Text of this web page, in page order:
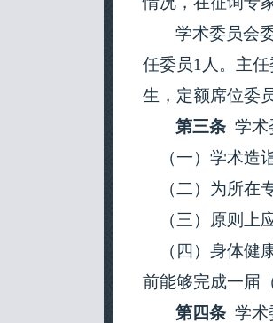
学术委员会
任委员1 人。主
生 ， 定额席位委
第三条 学术
（一） 学术造
（二） 为所在
（三）
原则上
（四） 身体健
前能够完成一届
第四条 学术